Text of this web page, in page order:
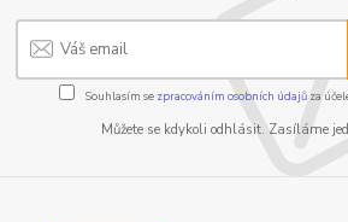
Souhlasím se zpracováním osobních údajůza
Můžete se kdykoli odhlásit. Zasíláme